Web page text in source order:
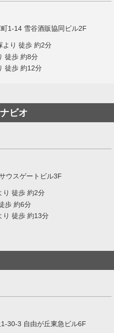
1-14 雪谷酒販協同ビル2F
より 徒歩 約2分
徒歩 約8分
徒歩 約12分
ビオ
ウスゲートビル3F
り 徒歩 約2分
歩 約6分
り 徒歩 約13分
30-3 自由が丘東急ビル6F